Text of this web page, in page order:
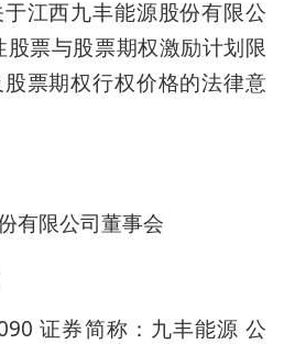
江西九丰能源股份有限公
票与股票期权激励计划限
票期权行权价格的法律意
有限公司董事会
证券简称：九丰能源 公